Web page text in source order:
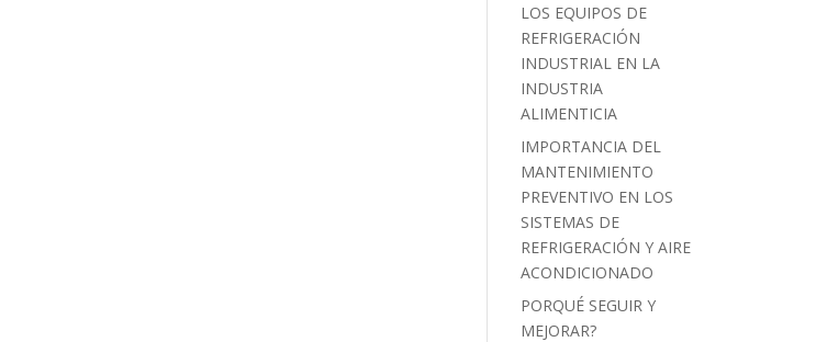
LOS EQUIPOS DE
REFRIGERACIÓN
INDUSTRIAL EN LA
INDUSTRIA
ALIMENTICIA
IMPORTANCIA DEL
MANTENIMIENTO
PREVENTIVO EN LOS
SISTEMAS DE
REFRIGERACIÓN Y AIRE
ACONDICIONADO
PORQUÉ SEGUIR Y
MEJORAR?